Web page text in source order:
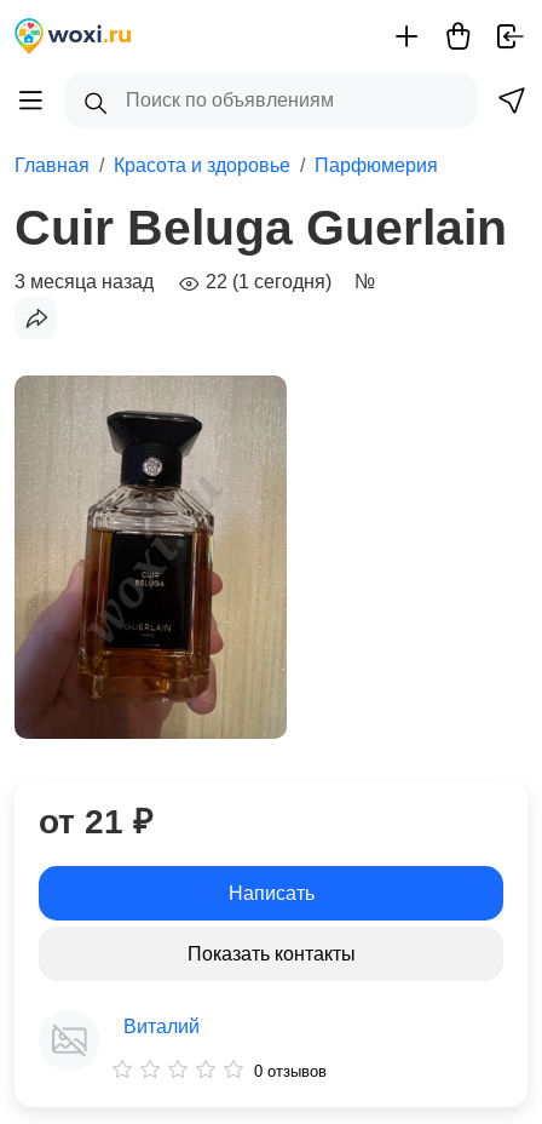
Главная Красота и здоровье Парфюмерия
Cuir Beluga Guerlain
3 месяца назад 22 (1 сегодня) №
от 21 ₽
Написать
Показать контакты
Виталий
0 отзывов